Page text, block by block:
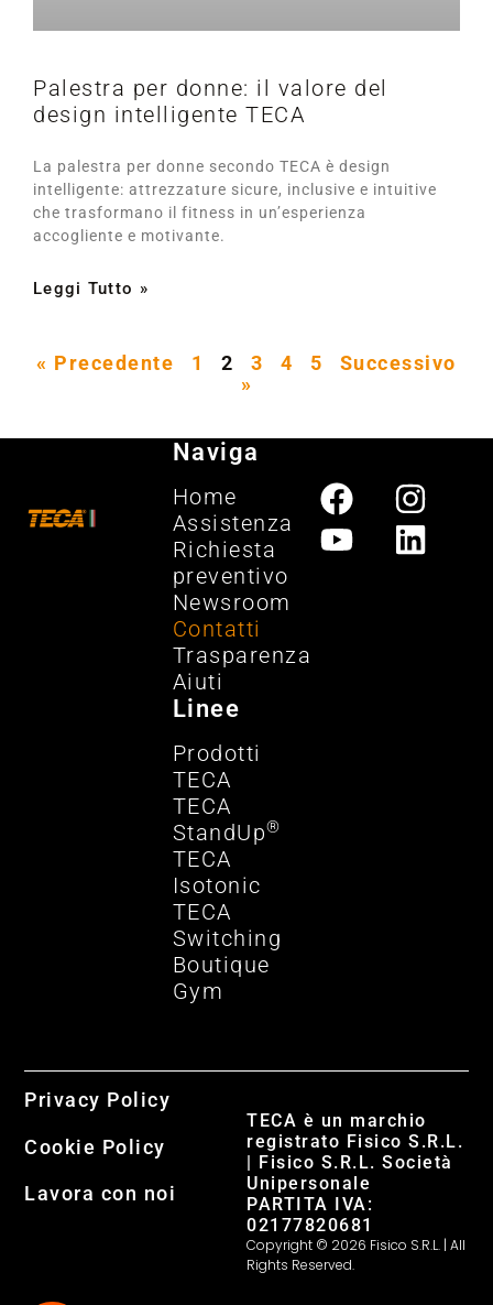
Palestra per donne: il valore del
design intelligente TECA
La palestra per donne secondo TECA è design
intelligente: attrezzature sicure, inclusive e intuitive
che trasformano il fitness in un’esperienza
accogliente e motivante.
Leggi Tutto »
« Precedente 1 2 3 4 5
Successivo
»
Naviga
Home
Assistenza
Richiesta
preventivo
Newsroom
Contatti
Trasparenza
Aiuti
Linee
Prodotti
TECA
TECA
StandUp®
TECA
Isotonic
TECA
Switching
Boutique
Gym
TECA è un marchio
registrato Fisico S.R.L.
| Fisico S.R.L. Società
Unipersonale
PARTITA IVA:
02177820681
Copyright © 2026 Fisico S.R.L. | All
Rights Reserved.
Privacy Policy
Cookie Policy
Lavora con noi